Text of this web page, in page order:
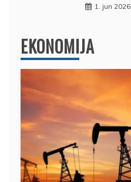
1. jun 2026.
EKONOMIJA